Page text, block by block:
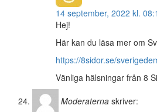
14 september, 2022 kl.
Hej!
Här kan du läsa mer om
https://8sidor.se/
Vänliga hälsningar från 8
Moderaterna skriver: